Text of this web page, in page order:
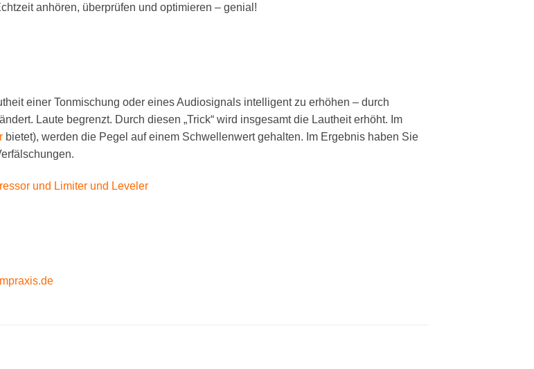
anhören, überprüfen und optimieren – genial!
einer Tonmischung oder eines Audiosignals intelligent zu erhöhen – durch
Laute begrenzt. Durch diesen „Trick“ wird insgesamt die Lautheit erhöht. Im
bietet), werden die Pegel auf einem Schwellenwert gehalten. Im Ergebnis haben Sie
und Limiter und Leveler